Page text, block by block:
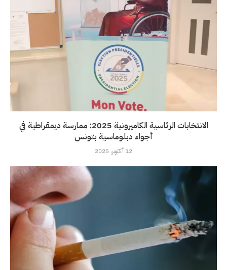
الانتخابات الرئاسية الكاميرونية 2025: ممارسة ديمقراطية في
أجواء دبلوماسية بتونس
12 أكتوبر، 2025